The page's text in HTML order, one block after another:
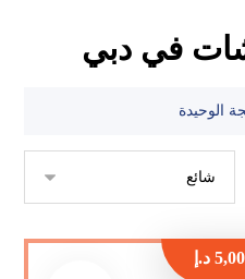
في دبي
الوحيدة
5,00 د.إ